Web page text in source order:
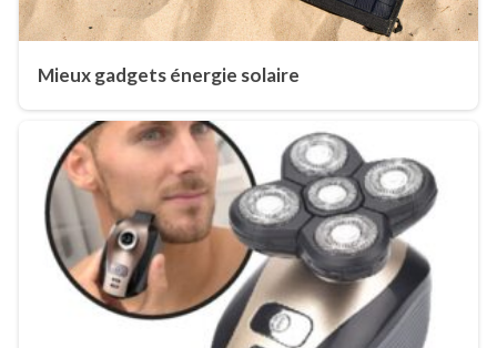
Mieux gadgets énergie solaire